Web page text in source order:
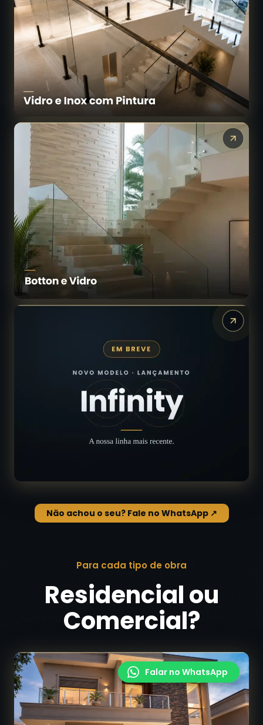
Não achou o seu? Fale no WhatsApp ↗
Para cada tipo de obra
Residencial ou
Comercial?